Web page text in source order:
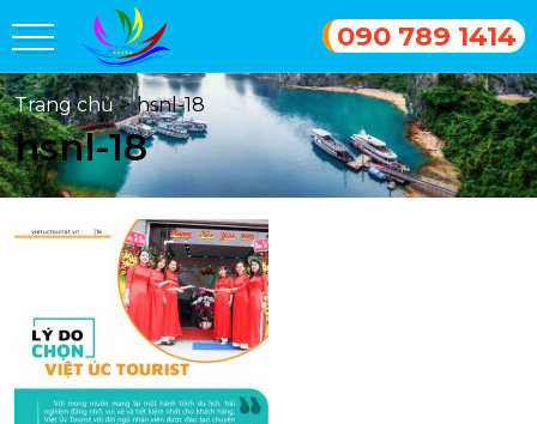
090 789 1414
Trang chủ > hsnl-18
hsnl-18